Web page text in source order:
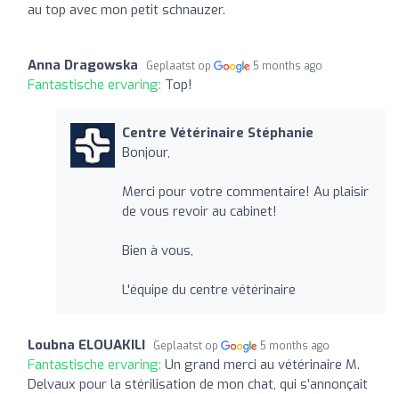
au top avec mon petit schnauzer.
Anna Dragowska Geplaatst op 5 months ago
Fantastische ervaring: Top!
Centre Vétérinaire Stéphanie
Bonjour,
Merci pour votre commentaire! Au plaisir
de vous revoir au cabinet!
Bien à vous,
L'équipe du centre vétérinaire
Loubna ELOUAKILI Geplaatst op 5 months ago
Fantastische ervaring: Un grand merci au vétérinaire M.
Delvaux pour la stérilisation de mon chat, qui s’annonçait